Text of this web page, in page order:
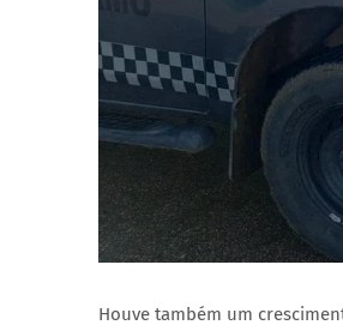
Houve também um